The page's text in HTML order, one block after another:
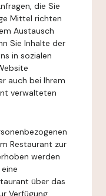
die Sie
Mittel richten
Austausch
Sie Inhalte der
in sozialen
auch bei Ihrem
verwalteten
Restaurant zur
werden
über das
Verfügung